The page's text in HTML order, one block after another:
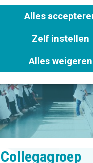
Alles
Zelf instellen
Alles weigeren
bijeenkomsten-
Collegagroep